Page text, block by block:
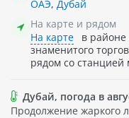
ОАЭ, Дубай
На карте и рядом
На карте
в
знаменитого
рядом со станцией
Дубай, погода в
Продолжение жаркого